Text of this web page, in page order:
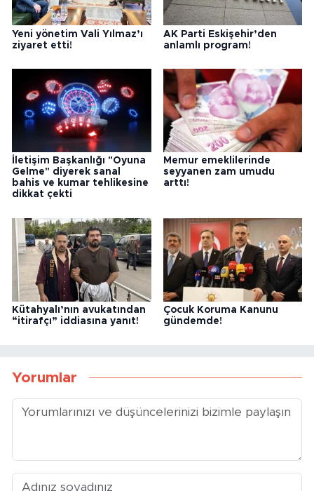
Yeni yönetim Vali Yılmaz’ı
ziyaret etti!
AK Parti Eskişehir’den
anlamlı program!
İletişim Başkanlığı "Oyuna
Gelme" diyerek sanal
bahis ve kumar tehlikesine
dikkat çekti
Memur emeklilerinde
seyyanen zam umudu
arttı!
Kütahyalı’nın avukatından
“itirafçı” iddiasına yanıt!
Çocuk Koruma Kanunu
gündemde!
Yorumlar